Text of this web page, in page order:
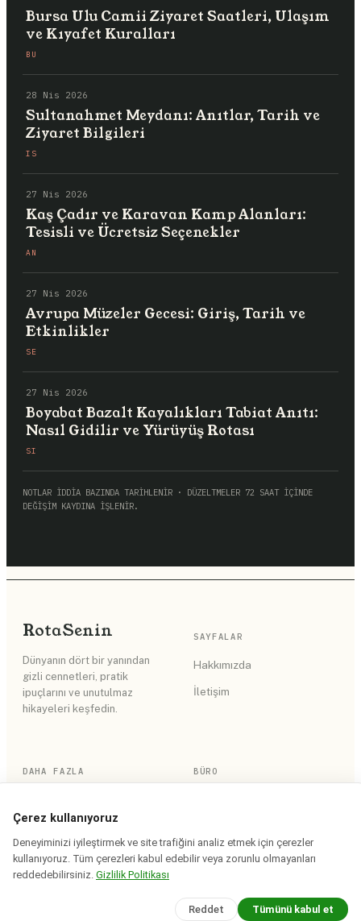
Bursa Ulu Camii Ziyaret Saatleri, Ulaşım
ve Kıyafet Kuralları
BU
28 Nis 2026
Sultanahmet Meydanı: Anıtlar, Tarih ve
Ziyaret Bilgileri
IS
27 Nis 2026
Kaş Çadır ve Karavan Kamp Alanları:
Tesisli ve Ücretsiz Seçenekler
AN
27 Nis 2026
Avrupa Müzeler Gecesi: Giriş, Tarih ve
Etkinlikler
SE
27 Nis 2026
Boyabat Bazalt Kayalıkları Tabiat Anıtı:
Nasıl Gidilir ve Yürüyüş Rotası
SI
NOTLAR İDDİA BAZINDA TARİHLENİR · DÜZELTMELER 72 SAAT İÇİNDE
DEĞİŞİM KAYDINA İŞLENİR.
RotaSenin
Dünyanın dört bir yanından
gizli cennetleri, pratik
ipuçlarını ve unutulmaz
hikayeleri keşfedin.
SAYFALAR
Hakkımızda
İletişim
DAHA FAZLA
Site Haritası
BÜRO
© 2026 Rota Senin. Tüm hakları saklıdır.
Saha notları iddia bazında tarihlenir · yerinde doğrulanır.
Çerez kullanıyoruz
Deneyiminizi iyileştirmek ve site trafiğini analiz etmek için çerezler
kullanıyoruz. Tüm çerezleri kabul edebilir veya zorunlu olmayanları
reddedebilirsiniz. Gizlilik Politikası
Reddet Tümünü kabul et